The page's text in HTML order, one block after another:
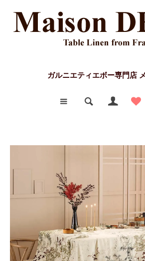
ガルニエティエボー専門店